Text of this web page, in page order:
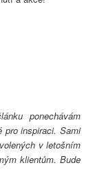
ponechávám
pro inspiraci. Sami
v letošním
klientům. Bude